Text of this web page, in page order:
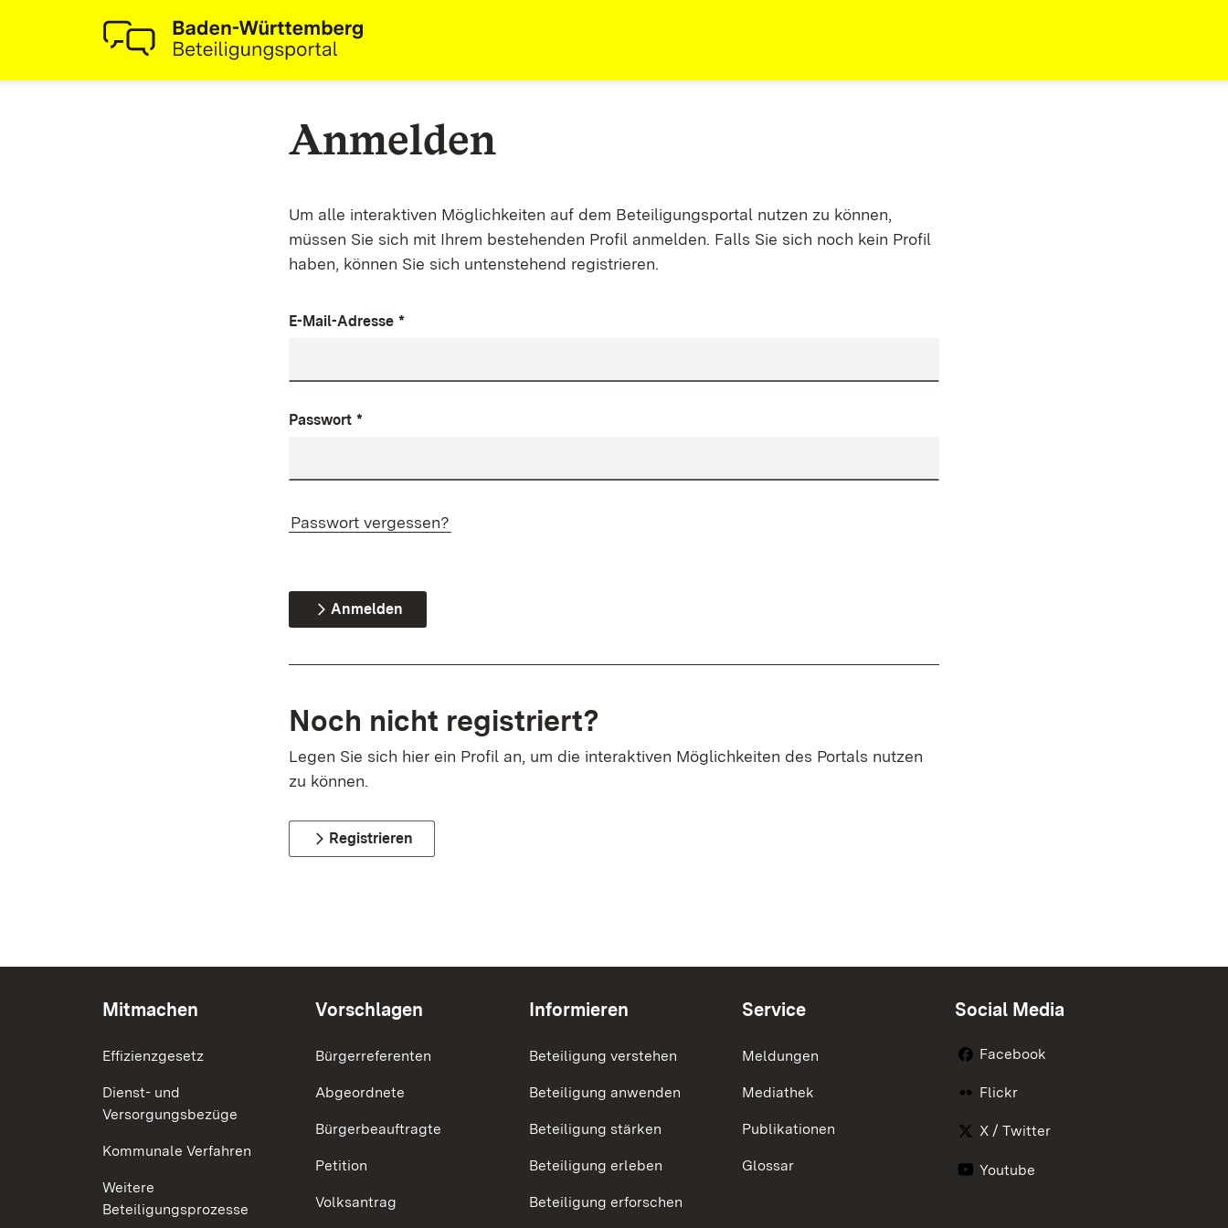
Anmelden
Um alle interaktiven Möglichkeiten auf dem Beteiligungsportal nutzen zu können,
müssen Sie sich mit Ihrem bestehenden Profil anmelden. Falls Sie sich noch kein Profil
haben, können Sie sich untenstehend registrieren.
E-Mail-Adresse *
Passwort *
Passwort vergessen?
Anmelden
Noch nicht registriert?
Legen Sie sich hier ein Profil an, um die interaktiven Möglichkeiten des Portals nutzen
zu können.
Registrieren
Mitmachen
Effizienzgesetz
Dienst- und
Versorgungsbezüge
Kommunale Verfahren
Weitere
Beteiligungsprozesse
Vorschlagen
Bürgerreferenten
Abgeordnete
Bürgerbeauftragte
Petition
Volksantrag
Informieren
Beteiligung verstehen
Beteiligung anwenden
Beteiligung stärken
Beteiligung erleben
Beteiligung erforschen
Service
Meldungen
Mediathek
Publikationen
Glossar
Social Media
Facebook
Flickr
X / Twitter
Youtube